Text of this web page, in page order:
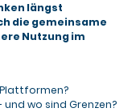
längst
die gemeinsame
Nutzung im
Plattformen?
wo sind Grenzen?